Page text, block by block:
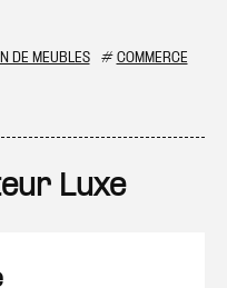
DE MEUBLES # COMMERCE
Luxe